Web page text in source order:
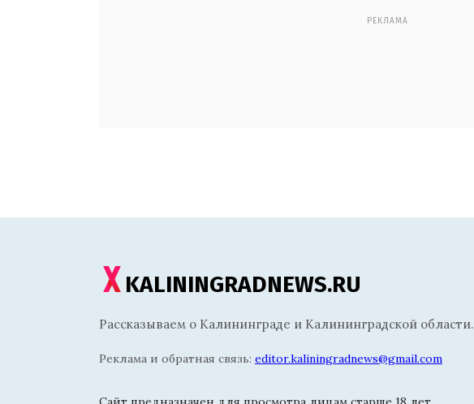
РЕКЛАМА
KALININGRADNEWS.RU
Рассказываем о Калининграде и Калининградской области.
Реклама и обратная связь: editor.kaliningradnews@gmail.com